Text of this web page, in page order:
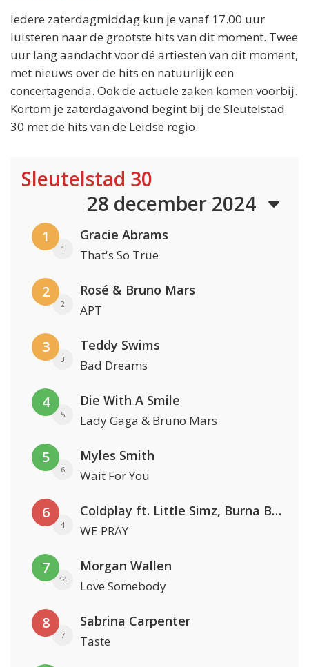
Iedere zaterdagmiddag kun je vanaf 17.00 uur
luisteren naar de grootste hits van dit moment. Twee
uur lang aandacht voor dé artiesten van dit moment,
met nieuws over de hits en natuurlijk een
concertagenda. Ook de actuele zaken komen voorbij.
Kortom je zaterdagavond begint bij de Sleutelstad
30 met de hits van de Leidse regio.
Sleutelstad 30
28 december 2024
1
1
Gracie Abrams
That's So True
2
2
Rosé & Bruno Mars
APT
3
3
Teddy Swims
Bad Dreams
4
5
Die With A Smile
Lady Gaga & Bruno Mars
5
6
Myles Smith
Wait For You
6
4
Coldplay ft. Little Simz, Burna Boy, Elyanna & Tini
WE PRAY
7
14
Morgan Wallen
Love Somebody
8
7
Sabrina Carpenter
Taste